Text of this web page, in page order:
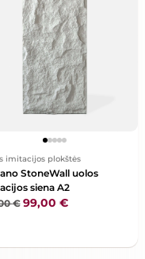
imitacijos plokštės
StoneWall uolos
siena A2
€ 99,00 €